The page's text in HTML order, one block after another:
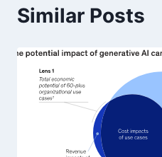
Similar Posts